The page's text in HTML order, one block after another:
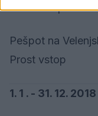
doline od
Pešpot na
Prost vstop
1. 1 . - 31. 12. 2018